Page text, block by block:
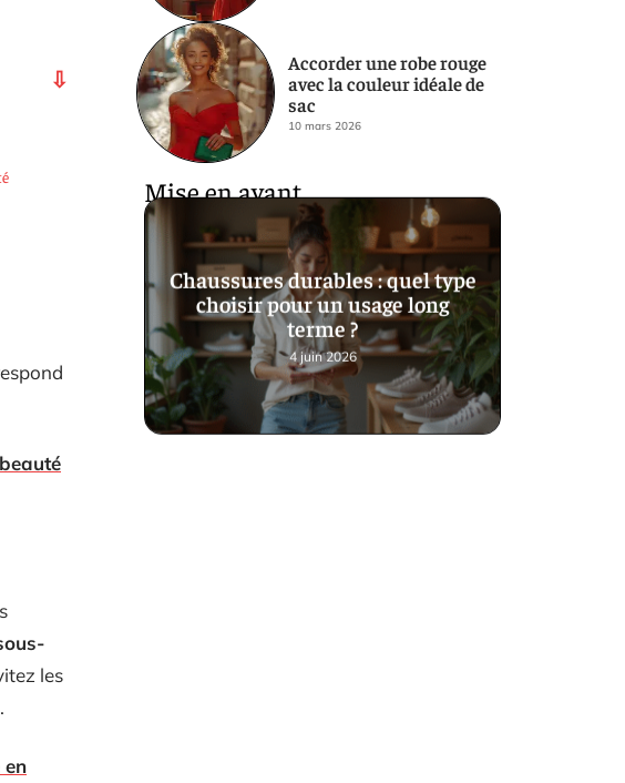
les
Accorder une robe rouge
avec la couleur idéale de
sac
10 mars 2026
Mise en avant
Chaussures durables : quel type
choisir pour un usage long
terme ?
4 juin 2026